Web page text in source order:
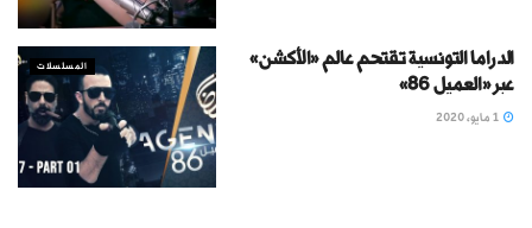
المسلسلات
الدراما التونسية تقتحم عالم «الأكشن»
عبر «العميل 86»